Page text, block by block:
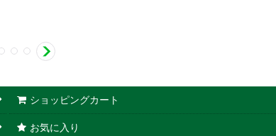
ショッピングカート
お気に入り